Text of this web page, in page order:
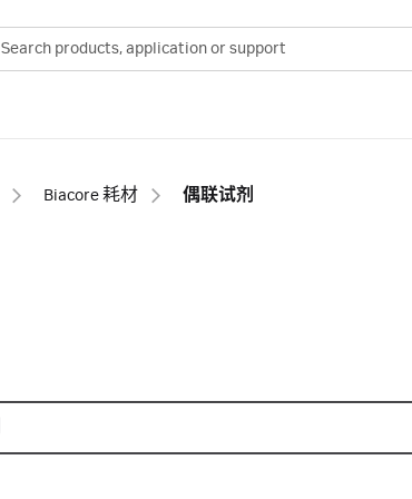
Biacore 耗材 偶联试剂